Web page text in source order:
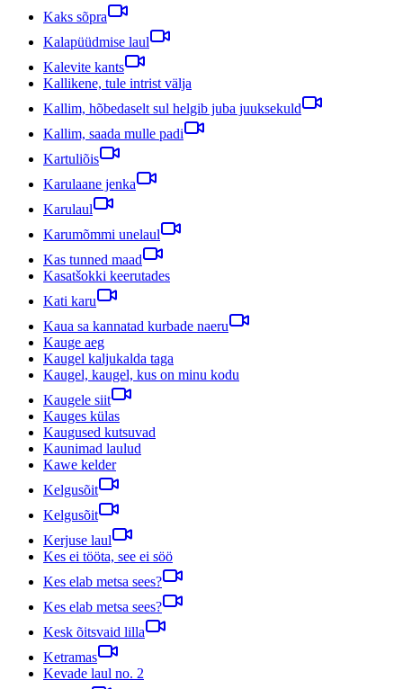
Kaks sõpra
Kalapüüdmise laul
Kalevite kants
Kallikene, tule intrist välja
Kallim, hõbedaselt sul helgib juba juuksekuld
Kallim, saada mulle padi
Kartuliõis
Karulaane jenka
Karulaul
Karumõmmi unelaul
Kas tunned maad
Kasatšokki keerutades
Kati karu
Kaua sa kannatad kurbade naeru
Kauge aeg
Kaugel kaljukalda taga
Kaugel, kaugel, kus on minu kodu
Kaugele siit
Kauges külas
Kaugused kutsuvad
Kaunimad laulud
Kawe kelder
Kelgusõit
Kelgusõit
Kerjuse laul
Kes ei tööta, see ei söö
Kes elab metsa sees?
Kes elab metsa sees?
Kesk õitsvaid lilla
Ketramas
Kevade laul no. 2